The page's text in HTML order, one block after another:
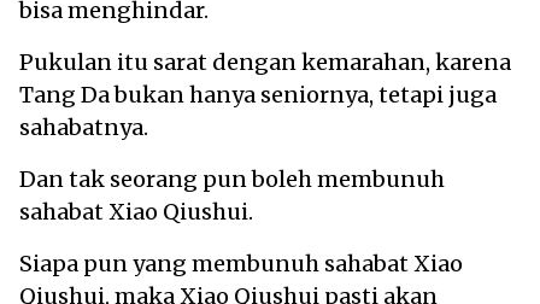
bisa menghindar.
Pukulan itu sarat dengan kemarahan, karena
Tang Da bukan hanya seniornya, tetapi juga
sahabatnya.
Dan tak seorang pun boleh membunuh
sahabat Xiao Qiushui.
Siapa pun yang membunuh sahabat Xiao
Qiushui, maka Xiao Qiushui pasti akan